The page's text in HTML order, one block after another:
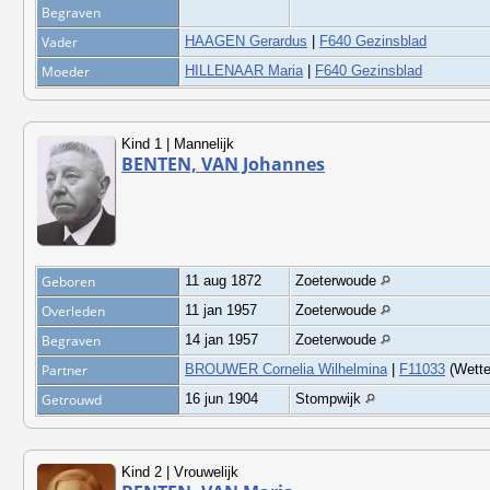
Begraven
Vader
HAAGEN Gerardus F640 Gezinsblad
Moeder HILLENAAR Maria| F640 Gezinsblad
Kind 1 | Mannelijk
BENTEN, VAN Johannes
Geboren 11 aug 1872 Zoeterwoude
Overleden 11 jan 1957 Zoeterwoude
Begraven 14 jan 1957 Zoeterwoude
Partner BROUWER Cornelia Wilhelmina| F11033
Getrouwd 16 jun 1904 Stompwijk
Kind 2 | Vrouwelijk